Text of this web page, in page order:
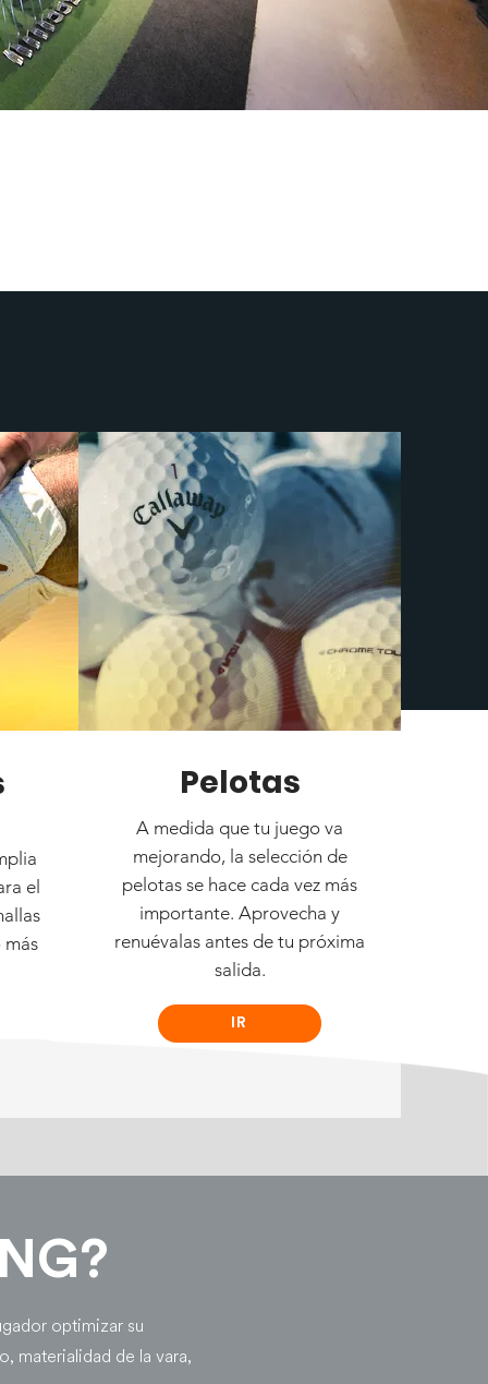
el
más
Pelotas
A medida que tu juego va
mejorando, la selección de
pelotas se hace cada vez más
importante. Aprovecha y
renuévalas antes de tu próxima
salida.
IR
optimizar su
materialidad de la vara,